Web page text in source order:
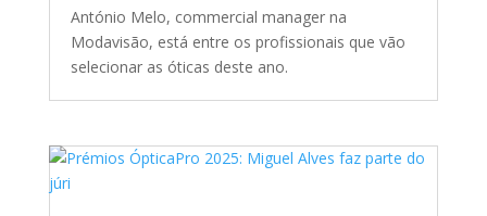
António Melo, commercial manager na
Modavisão, está entre os profissionais que vão
selecionar as óticas deste ano.